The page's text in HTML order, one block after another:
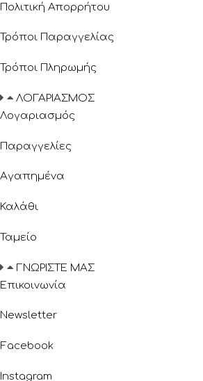
Πολιτική Απορρήτου
Τρόποι Παραγγελίας
Τρόποι Πληρωμής
ΛΟΓΑΡΙΑΣΜΟΣ
Λογαριασμός
Παραγγελίες
Αγαπημένα
Καλάθι
Ταμείο
ΓΝΩΡΙΣΤΕ ΜΑΣ
Επικοινωνία
Newsletter
Facebook
Instagram